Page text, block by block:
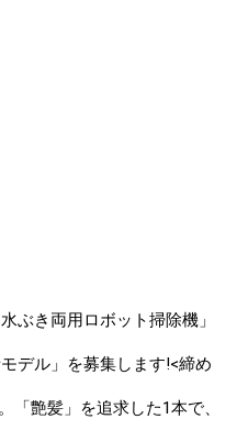
ぶき両用ロボット掃除機」
デル」を募集します!<締め
艶髪」を追求した1本で、